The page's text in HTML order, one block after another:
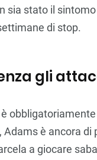
sia stato il
di stop.
gli
Adams è ancora
a giocare